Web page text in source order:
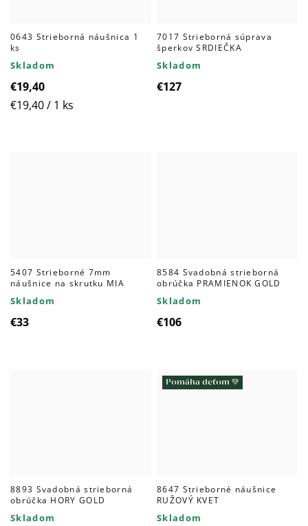
0643 Strieborná náušnica 1
ks
Skladom
€19,40
Jednotková
€19,40 / 1 ks
7017 Strieborná súprava
šperkov SRDIEČKA
Skladom
€127
5407 Strieborné 7mm
náušnice na skrutku MIA
Skladom
€33
8584 Svadobná strieborná
obrúčka PRAMIENOK GOLD
Skladom
€106
8893 Svadobná strieborná
obrúčka HORY GOLD
Skladom
Pomáha deťom 💚
8647 Strieborné náušnice
RUŽOVÝ KVET
Skladom